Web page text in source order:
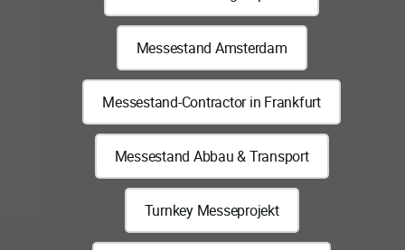
Messestand Amsterdam
Messestand-Contractor in Frankfurt
Messestand Abbau & Transport
Turnkey Messeprojekt